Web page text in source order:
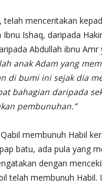
Ishaq, daripada
Abdullah ibnu Amr
anak Adam yang
di bumi ini sejak dia
bahagian daripada
pembunuhan.”
membunuh Habil
batu, ada pula yang
dengan
telah membunuh